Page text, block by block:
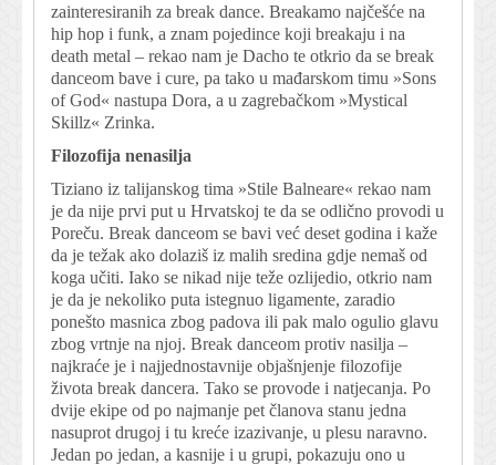
zainteresiranih za break dance. Breakamo najčešće na
hip hop i funk, a znam pojedince koji breakaju i na
death metal – rekao nam je Dacho te otkrio da se break
danceom bave i cure, pa tako u mađarskom timu »Sons
of God« nastupa Dora, a u zagrebačkom »Mystical
Skillz« Zrinka.
Filozofija nenasilja
Tiziano iz talijanskog tima »Stile Balneare« rekao nam
je da nije prvi put u Hrvatskoj te da se odlično provodi u
Poreču. Break danceom se bavi već deset godina i kaže
da je težak ako dolaziš iz malih sredina gdje nemaš od
koga učiti. Iako se nikad nije teže ozlijedio, otkrio nam
je da je nekoliko puta istegnuo ligamente, zaradio
ponešto masnica zbog padova ili pak malo ogulio glavu
zbog vrtnje na njoj. Break danceom protiv nasilja –
najkraće je i najjednostavnije objašnjenje filozofije
života break dancera. Tako se provode i natjecanja. Po
dvije ekipe od po najmanje pet članova stanu jedna
nasuprot drugoj i tu kreće izazivanje, u plesu naravno.
Jedan po jedan, a kasnije i u grupi, pokazuju ono u